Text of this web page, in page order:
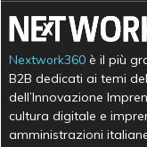
Nextwork360 è il più
B2B dedicati ai temi
dell’Innovazione
cultura digitale e
amministrazioni